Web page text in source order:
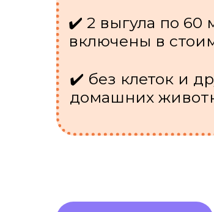
✔️ 2 выгула по 60
включены в
✔️ без клеток и
домашних